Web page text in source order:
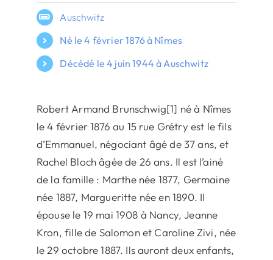
Auschwitz
Né le 4 février 1876 à Nîmes
Décédé le 4 juin 1944 à Auschwitz
Robert Armand Brunschwig[1] né à Nîmes
le 4 février 1876 au 15 rue Grétry est le fils
d’Emmanuel, négociant âgé de 37 ans, et
Rachel Bloch âgée de 26 ans. Il est l’ainé
de la famille : Marthe née 1877, Germaine
née 1887, Margueritte née en 1890. Il
épouse le 19 mai 1908 à Nancy, Jeanne
Kron, fille de Salomon et Caroline Zivi, née
le 29 octobre 1887. Ils auront deux enfants,